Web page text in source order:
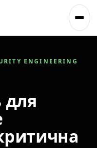
ENGINEERING
для